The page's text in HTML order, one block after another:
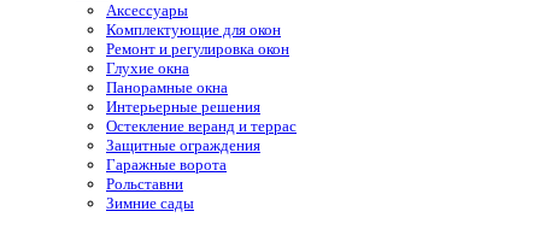
Аксессуары
Комплектующие для окон
Ремонт и регулировка окон
Глухие окна
Панорамные окна
Интерьерные решения
Остекление веранд и террас
Защитные ограждения
Гаражные ворота
Рольставни
Зимние сады